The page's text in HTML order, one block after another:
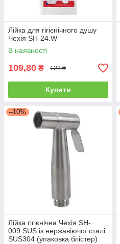
Лійка для гігієнічного душу
Чехія SH-24.W
В наявності
109,80 ₴ 122 ₴
Купити
–10%
Лійка гігієнічна Чехія SH-
009.SUS із нержавіючої сталі
SUS304 (упаковка блістер)